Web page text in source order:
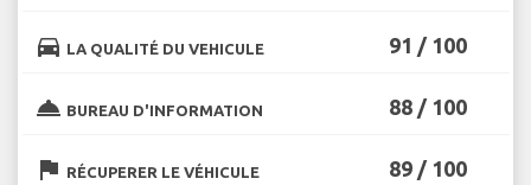
directions_car LA QUALITÉ DU VEHICULE 91 / 100
room_service BUREAU D'INFORMATION 88 / 100
flag RÉCUPERER LE VÉHICULE 89 / 100